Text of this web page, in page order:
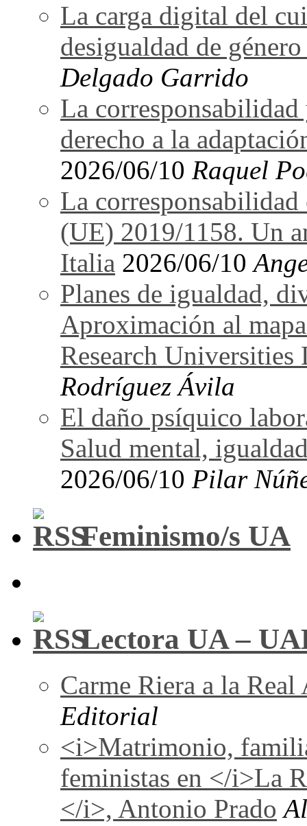
La carga digital del
desigualdad de
Delgado Garrido
La
derecho a la
2026/06/10 Raquel
La
(UE) 2019/1158. Un
Italia 2026/06/10
Planes de igualdad,
Aproximación al
Research Universities
Rodríguez Ávila
El daño psíquico
Salud mental,
2026/06/10 Pilar
Feminismo/s UA
Lectora UA –
Carme Riera a la Real
Editorial
<i>Matrimonio,
feministas en </i>La
</i>, Antonio Prado